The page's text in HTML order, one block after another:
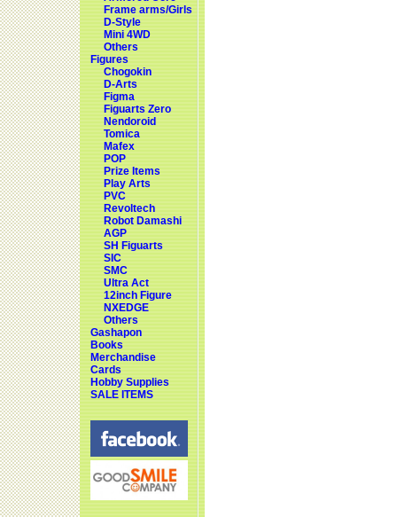
Frame arms/Girls
D-Style
Mini 4WD
Others
Figures
Chogokin
D-Arts
Figma
Figuarts Zero
Nendoroid
Tomica
Mafex
POP
Prize Items
Play Arts
PVC
Revoltech
Robot Damashi
AGP
SH Figuarts
SIC
SMC
Ultra Act
12inch Figure
NXEDGE
Others
Gashapon
Books
Merchandise
Cards
Hobby Supplies
SALE ITEMS